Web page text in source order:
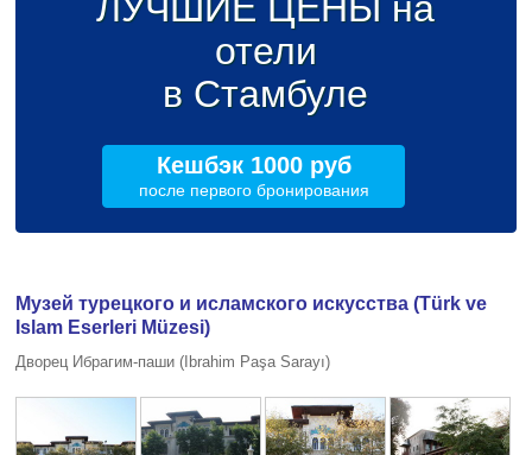
отели
в Стамбуле
Кешбэк 1000 руб
после первого бронирования
Музей турецкого и исламского искусства (Türk ve
Islam Eserleri Müzesi)
Дворец Ибрагим-паши (Ibrahim Paşa Sarayı)